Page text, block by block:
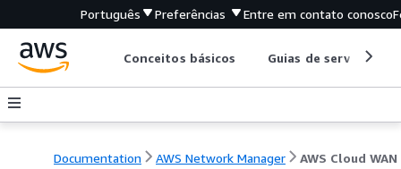
Português Preferências Entre em contato conosco
Conceitos básicos Guias de serviço
Documentation AWS Network Manager